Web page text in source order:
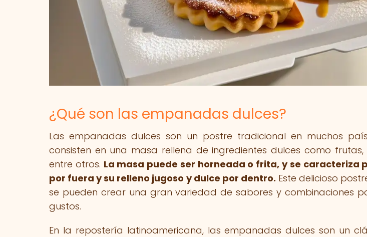
¿Qué son las empanadas dulces?
Las empanadas dulces son un postre tradicional en muchos
consisten en una masa rellena de ingredientes dulces como frutas,
entre otros. La masa puede ser horneada o frita, y se caracteriza
por fuera y su relleno jugoso y dulce por dentro. Este delicioso
se pueden crear una gran variedad de sabores y combinaciones
gustos.
En la repostería latinoamericana, las empanadas dulces son un